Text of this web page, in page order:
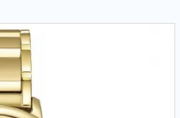
SUWA-スワ-
AbHeri-アベリ-